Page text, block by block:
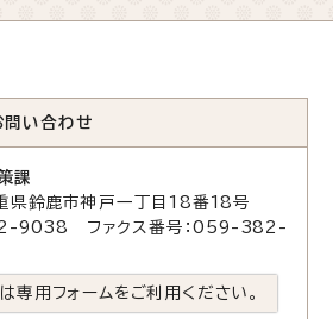
問い合わせ
課
鈴鹿市神戸一丁目18番18号
9038 ファクス番号：059-382-
専用フォームをご利用ください。